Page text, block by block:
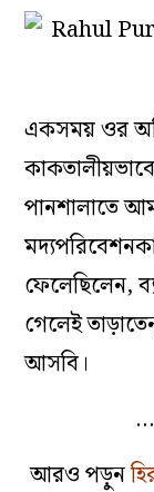
একসময় ওর
পানশালাতে
ফেলেছিলেন,
গেলেই
আসবি।
আরও পড়ুন